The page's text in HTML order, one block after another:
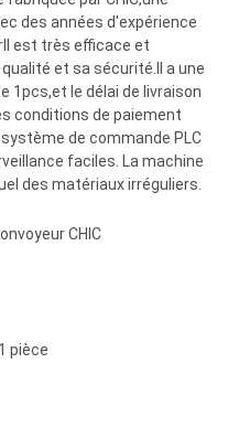
des années d'expérience
Il est très efficace et
et sa sécurité.Il a une
1pcs,et le délai de livraison
conditions de paiement
de commande PLC
faciles. La machine
des matériaux irréguliers.
CHIC
pièce